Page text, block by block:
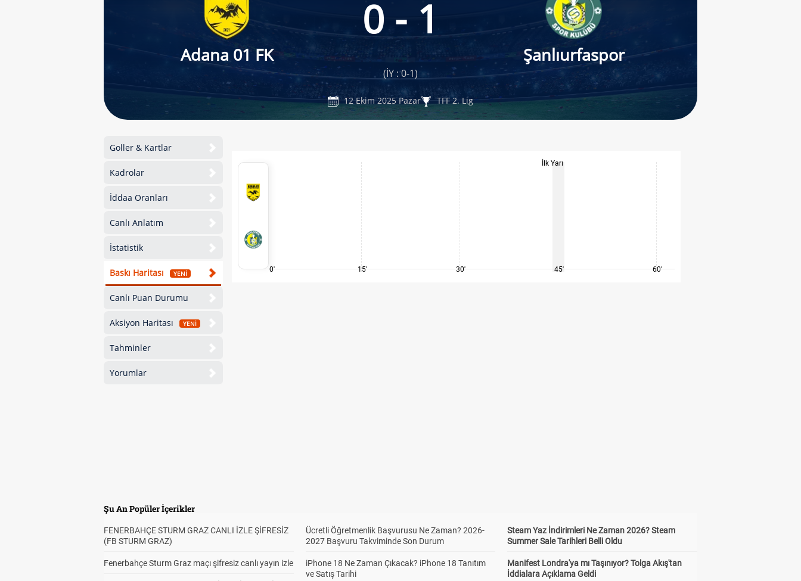
Adana 01 FK
0 - 1
Şanlıurfaspor
(İY : 0-1)
12 Ekim 2025 Pazar TFF 2. Lig
Goller & Kartlar
Kadrolar
İddaa Oranları
Canlı Anlatım
İstatistik
Baskı Haritası YENİ
Canlı Puan Durumu
Aksiyon Haritası YENİ
Tahminler
Yorumlar
0' 15' 30'
İlk Yarı
45' 60'
Şu An Popüler İçerikler
FENERBAHÇE STURM GRAZ CANLI İZLE ŞİFRESİZ
(FB STURM GRAZ)
Fenerbahçe Sturm Graz maçı şifresiz canlı yayın izle
Ücretli Öğretmenlik Başvurusu Ne Zaman? 2026-
2027 Başvuru Takviminde Son Durum
iPhone 18 Ne Zaman Çıkacak? iPhone 18 Tanıtım
ve Satış Tarihi
Steam Yaz İndirimleri Ne Zaman 2026? Steam
Summer Sale Tarihleri Belli Oldu
Manifest Londra'ya mı Taşınıyor? Tolga Akış'tan
İddialara Açıklama Geldi